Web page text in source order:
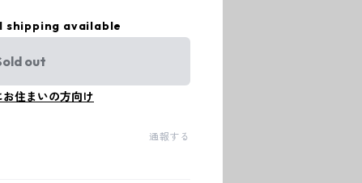
available
out
お住まいの方向け
通報する